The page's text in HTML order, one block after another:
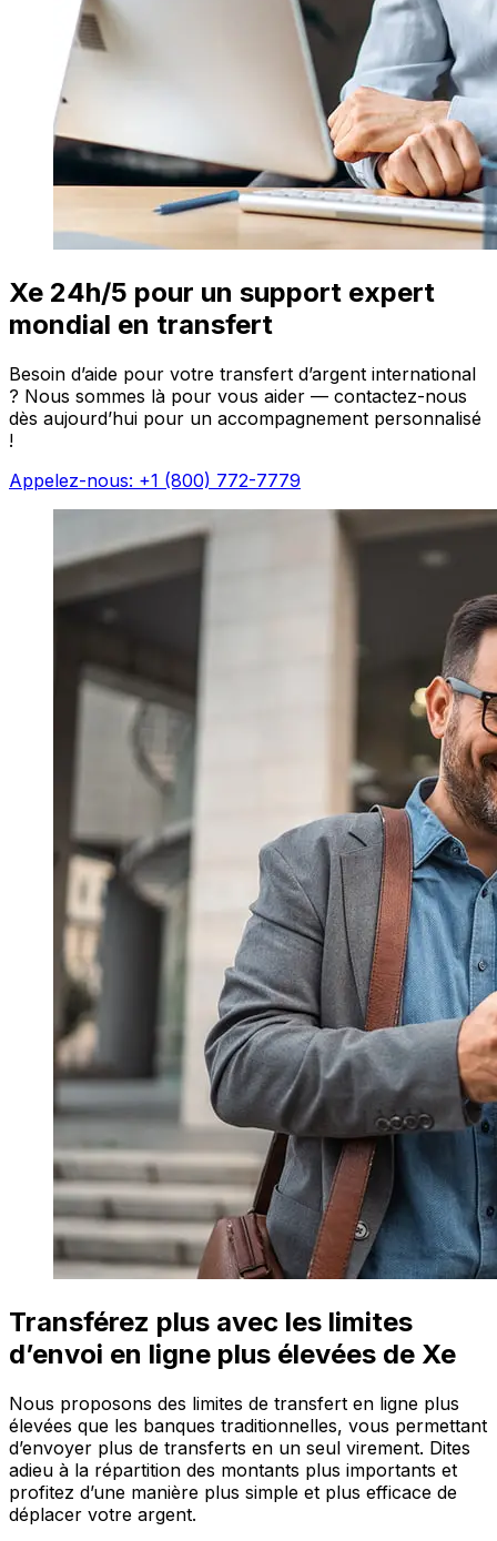
Xe 24h/5 pour un support expert
mondial en transfert
Besoin d’aide pour votre transfert d’argent international
? Nous sommes là pour vous aider — contactez-nous
dès aujourd’hui pour un accompagnement personnalisé
!
Appelez-nous: +1 (800) 772-7779
Transférez plus avec les limites
d’envoi en ligne plus élevées de Xe
Nous proposons des limites de transfert en ligne plus
élevées que les banques traditionnelles, vous permettant
d’envoyer plus de transferts en un seul virement. Dites
adieu à la répartition des montants plus importants et
profitez d’une manière plus simple et plus efficace de
déplacer votre argent.